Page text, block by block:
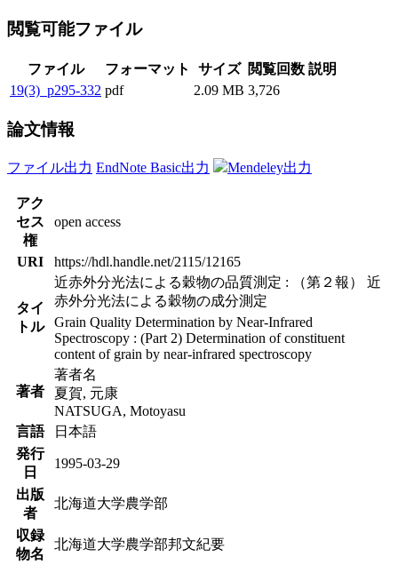
閲覧可能ファイル
ファイル フォーマット サイズ 閲覧回数 説明
19(3)_p295-332 pdf 2.09 MB 3,726
論文情報
ファイル出力 EndNote Basic出力 Mendeley出力
アク
セス
権
open access
URI https://hdl.handle.net/2115/12165
タイ
トル
近赤外分光法による穀物の品質測定 : （第２報） 近
赤外分光法による穀物の成分測定
Grain Quality Determination by Near-Infrared
Spectroscopy : (Part 2) Determination of constituent
content of grain by near-infrared spectroscopy
著者
著者名
夏賀, 元康
NATSUGA, Motoyasu
言語
日本語
発行
日
1995-03-29
出版
者
北海道大学農学部
収録
物名
北海道大学農学部邦文紀要